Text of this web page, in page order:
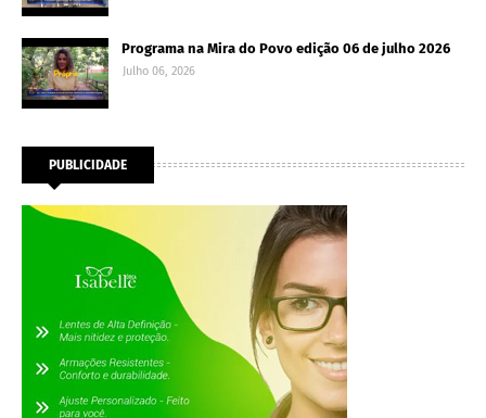
Programa na Mira do Povo edição 06 de julho 2026
Julho 06, 2026
PUBLICIDADE